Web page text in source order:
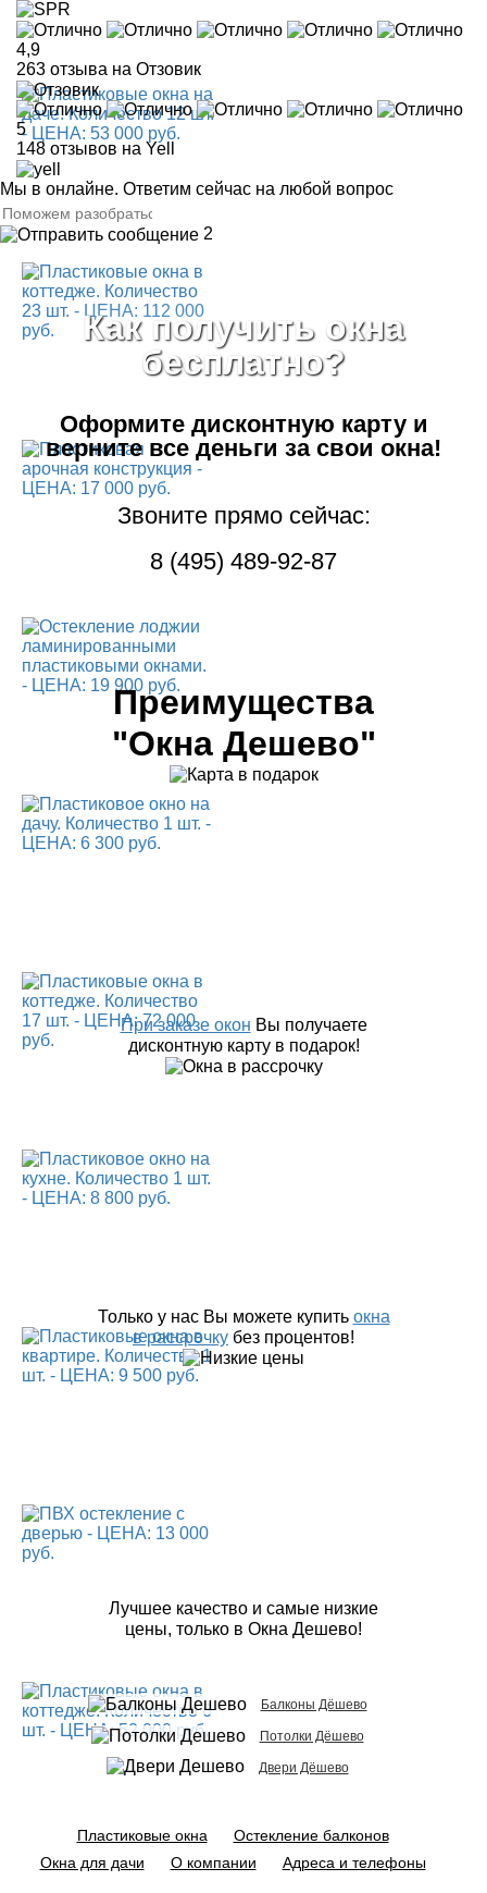
4,9
263 отзыва на Отзовик
5
148 отзывов на Yell
Мы в онлайне. Ответим сейчас на любой вопрос
2
Как получить окна
бесплатно?
Оформите дисконтную картуи
верните все деньги за свои окна!
Звоните прямо сейчас:
8 (495) 489-92-87
Преимущества
"Окна Дешево"
При заказе окон Вы получаете
дисконтную карту в подарок!
Только у нас Вы можете купить окна
в рассрочку без процентов!
Лучшее качество и самые низкие
цены, только в Окна Дешево!
Балконы Дёшево
Потолки Дёшево
Двери Дёшево
Пластиковые окна
Остекление балконов
Окна для дачи
О компании Адреса и телефоны